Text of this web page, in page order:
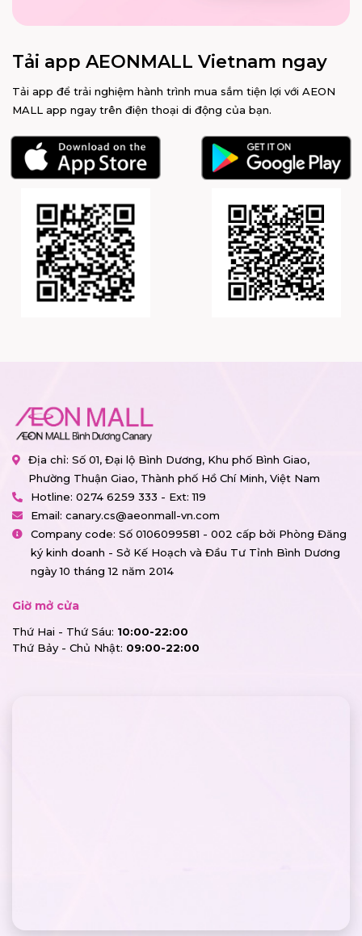
Tải app AEONMALL Vietnam ngay
Tải app để trải nghiệm hành trình mua sắm tiện lợi với AEON
MALL app ngay trên điện thoại di động của bạn.
Địa chỉ: Số 01, Đại lộ Bình Dương, Khu phố Bình Giao,
Phường Thuận Giao, Thành phố Hồ Chí Minh, Việt Nam
Hotline: 0274 6259 333 - Ext: 119
Email: canary.cs@aeonmall-vn.com
Company code: Số 0106099581 - 002 cấp bởi Phòng Đăng
ký kinh doanh - Sở Kế Hoạch và Đầu Tư Tỉnh Bình Dương
ngày 10 tháng 12 năm 2014
Giờ mở cửa
Thứ Hai - Thứ Sáu: 10:00-22:00
Thứ Bảy - Chủ Nhật: 09:00-22:00